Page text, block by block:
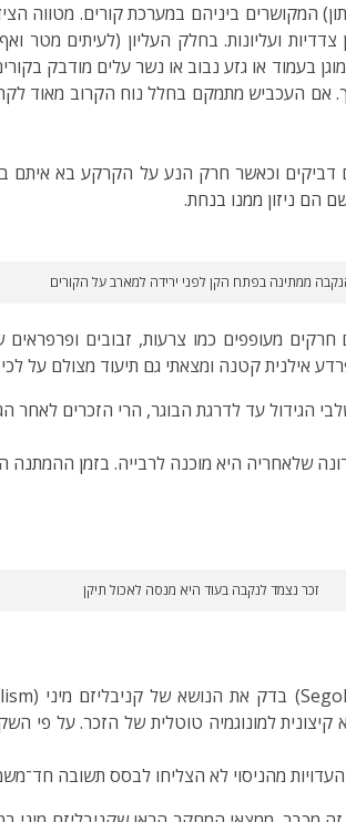
המקושרים ביניהם במערכת קורים. מטווה
ס"מ) ומעוגן לקרקע ולנקודות עיגון צדדיות ועליונות.
בעמוד או גזע נבוב או נשר עלים מודבק
העכביש מתמקם בחלל נוח הקרוב מאוד
וכאשר חרק הנע על הקרקע בא איתם
הם ניזון ממנו בנחת.
ממתינה בפתח הקן לפני ירידה למארב על הקורים
מעופפים כמו צרעות, זבובים
אילנית קטנה ומצאתי גם תיעוד מצולם על
הגידול עד לדרגת הבוגר, הרי הזכרים לאחר
היא מוכנה לרבייה. בזמן ההמתנה
זכר נצמד לנקבה בעוד היא מנסה לאכול תיקן
קיצונית למונוגמיה טוטלית של הזכר. על
מהניסוי לא הצליחו לבסס תשובה